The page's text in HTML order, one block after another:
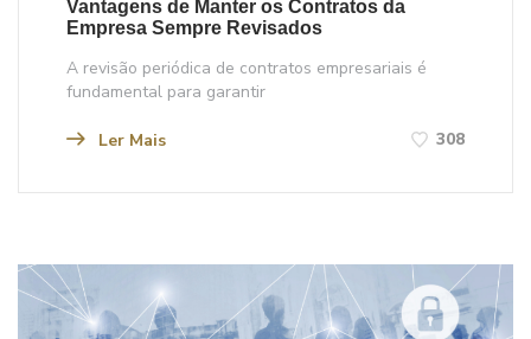
Vantagens de Manter os Contratos da
Empresa Sempre Revisados
A revisão periódica de contratos empresariais é
fundamental para garantir
Ler Mais 308